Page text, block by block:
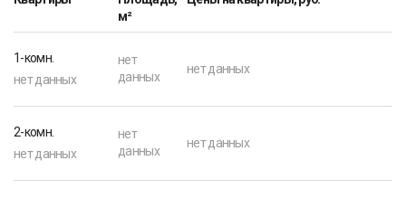
м²
1-комн.
нет данных
нет
данных
нет данных
2-комн.
нет данных
нет
данных
нет данных